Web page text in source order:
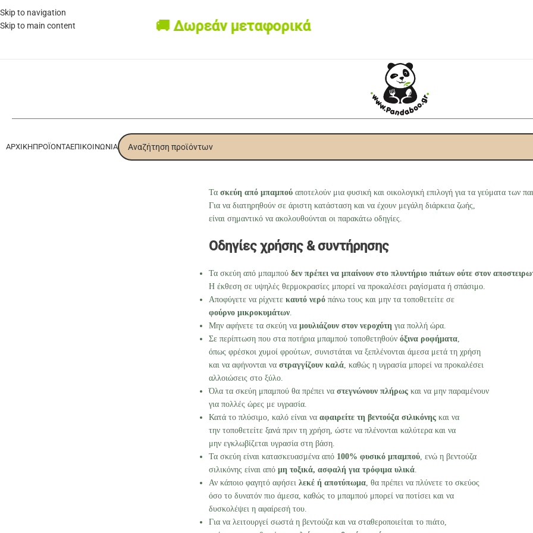
Skip to navigation
Skip to main content
🚚 Δωρεάν μεταφορικά από 60€ • Box now με 2€
ΑΡΧΙΚΉΠΡΟΪΌΝΤΑΕΠΙΚΟΙΝΩΝΊΑ
Τα σκεύη από μπαμπού αποτελούν μια φυσική και οικολογική επιλογή για τα γεύματα των
Για να διατηρηθούν σε άριστη κατάσταση και να έχουν μεγάλη διάρκεια ζωής,
είναι σημαντικό να ακολουθούνται οι παρακάτω οδηγίες.
Οδηγίες χρήσης & συντήρησης
Τα σκεύη από μπαμπού δεν πρέπει να μπαίνουν στο πλυντήριο πιάτων ούτε στον
Η έκθεση σε υψηλές θερμοκρασίες μπορεί να προκαλέσει ραγίσματα ή σπάσιμο.
Αποφύγετε να ρίχνετε καυτό νερό πάνω τους και μην τα τοποθετείτε σε
φούρνο μικροκυμάτων.
Μην αφήνετε τα σκεύη να μουλιάζουν στον νεροχύτη για πολλή ώρα.
Σε περίπτωση που στα ποτήρια μπαμπού τοποθετηθούν όξινα ροφήματα,
όπως φρέσκοι χυμοί φρούτων, συνιστάται να ξεπλένονται άμεσα μετά τη χρήση
και να αφήνονται να στραγγίζουν καλά, καθώς η υγρασία μπορεί να προκαλέσει
αλλοιώσεις στο ξύλο.
Όλα τα σκεύη μπαμπού θα πρέπει να στεγνώνουν πλήρως και να μην παραμένουν
για πολλές ώρες με υγρασία.
Κατά το πλύσιμο, καλό είναι να αφαιρείτε τη βεντούζα σιλικόνης και να
την τοποθετείτε ξανά πριν τη χρήση, ώστε να πλένονται καλύτερα και να
μην εγκλωβίζεται υγρασία στη βάση.
Τα σκεύη είναι κατασκευασμένα από 100% φυσικό μπαμπού, ενώ η βεντούζα
σιλικόνης είναι από μη τοξικά, ασφαλή για τρόφιμα υλικά.
Αν κάποιο φαγητό αφήσει λεκέ ή αποτύπωμα, θα πρέπει να πλύνετε το σκεύος
όσο το δυνατόν πιο άμεσα, καθώς το μπαμπού μπορεί να ποτίσει και να
δυσκολέψει η αφαίρεσή του.
Για να λειτουργεί σωστά η βεντούζα και να σταθεροποιείται το πιάτο,